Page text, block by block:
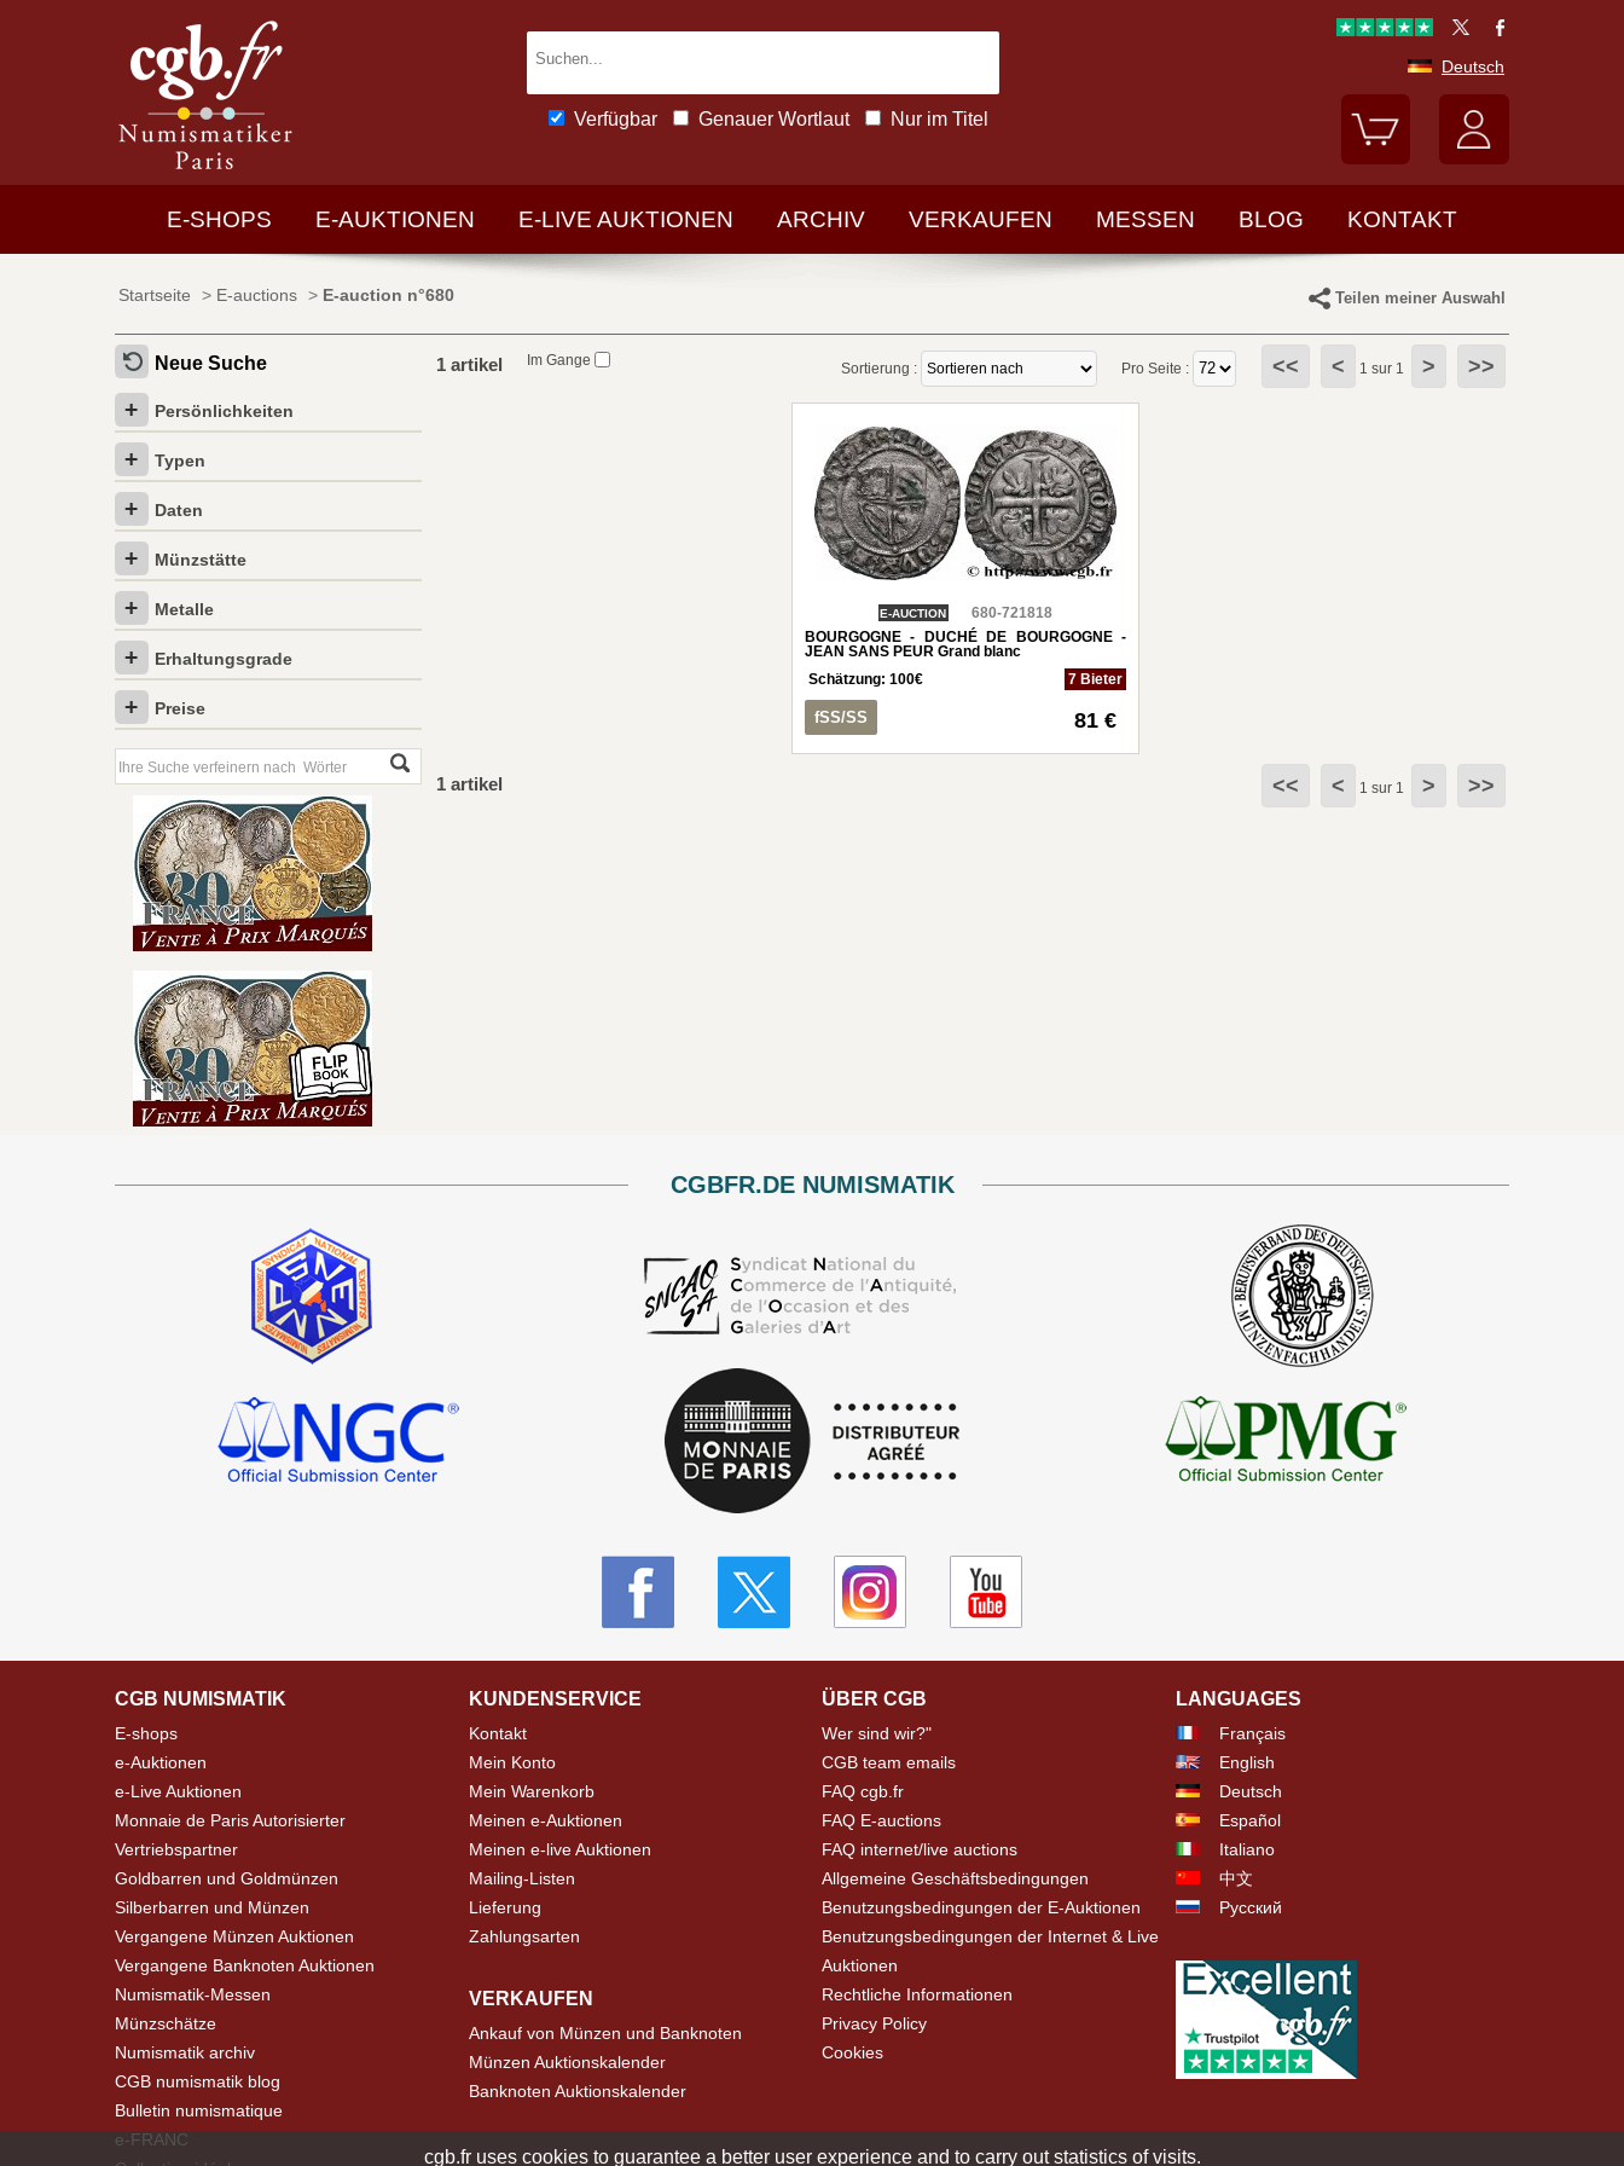
Verfügbar Genauer Wortlaut Nur im Titel
Deutsch
E-SHOPS E-AUKTIONEN E-LIVE AUKTIONEN ARCHIV VERKAUFEN MESSEN BLOG KONTAKT
Startseite > E-auctions > E-auction n°680 Teilen meiner Auswahl
Neue Suche
Persönlichkeiten
Typen
Daten
Münzstätte
Metalle
Erhaltungsgrade
Preise
1 artikel Im Gange Sortierung : Pro Seite : << < 1 sur 1 > >>
E-AUCTION
680-721818
BOURGOGNE - DUCHÉ DE BOURGOGNE -
JEAN SANS PEUR Grand blanc
Schätzung:100€ 7 Bieter
fSS/SS 81 €
1 artikel << < 1 sur 1 > >>
CGBFR.DE NUMISMATIK
CGB NUMISMATIK
E-shops
e-Auktionen
e-Live Auktionen
Monnaie de Paris Autorisierter
Vertriebspartner
Goldbarren und Goldmünzen
Silberbarren und Münzen
Vergangene Münzen Auktionen
Vergangene Banknoten Auktionen
Numismatik-Messen
Münzschätze
Numismatik archiv
CGB numismatik blog
Bulletin numismatique
e-FRANC
KUNDENSERVICE
Kontakt
Mein Konto
Mein Warenkorb
Meinen e-Auktionen
Meinen e-live Auktionen
Mailing-Listen
Lieferung
Zahlungsarten
VERKAUFEN
Ankauf von Münzen und Banknoten
Münzen Auktionskalender
Banknoten Auktionskalender
ÜBER CGB
Wer sind wir?"
CGB team emails
FAQ cgb.fr
FAQ E-auctions
FAQ internet/live auctions
Allgemeine Geschäftsbedingungen
Benutzungsbedingungen der E-Auktionen
Benutzungsbedingungen der Internet & Live
Auktionen
Rechtliche Informationen
Privacy Policy
Cookies
LANGUAGES
Français
English
Deutsch
Español
Italiano
中文
Русский
cgb.fr uses cookies to guarantee a better user experience and to carry out statistics of visits.